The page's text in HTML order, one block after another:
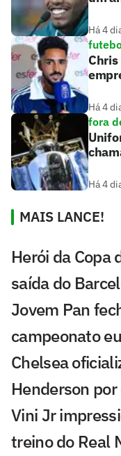
Há 4
Chris
Há 4
fora
Há 4
MAIS LANCE!
Herói da Copa
saída do
Jovem Pan
campeonato
Chelsea
Henderson
Vini Jr
treino do Real